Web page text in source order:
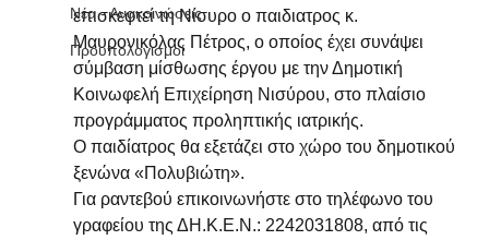
Νέα - Ανακοινώσεις
Προυπολογισμοί
επισκεφτεί τη Νίσυρο ο παιδιατρος κ.
Μαυρονικόλας Πέτρος, ο οποίος έχει συνάψει
σύμβαση μίσθωσης έργου με την Δημοτική
Κοινωφελή Επιχείρηση Νισύρου, στο πλαίσιο
προγράμματος προληπτικής ιατρικής.
Ο παιδίατρος θα εξετάζει στο χώρο του δημοτικού
ξενώνα «Πολυβιώτη».
Για ραντεβού επικοινωνήστε στο τηλέφωνο του
γραφείου της ΔΗ.Κ.Ε.Ν.: 2242031808, από τις